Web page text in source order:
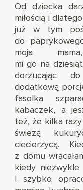
Od dziecka
miłością i
już w tym
do
moja
mi go na
dorzucając
dodatkową
fasolka
kabaczek, a
też, że kilka razy
świeżą
ciecierzycą.
z domu
kiedy niezwykle
I szybko